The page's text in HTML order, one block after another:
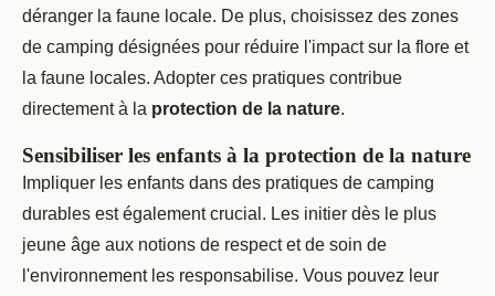
déranger la faune locale. De plus, choisissez des zones
de camping désignées pour réduire l'impact sur la flore et
la faune locales. Adopter ces pratiques contribue
directement à la protection de la nature.
Sensibiliser les enfants à la protection de la nature
Impliquer les enfants dans des pratiques de camping
durables est également crucial. Les initier dès le plus
jeune âge aux notions de respect et de soin de
l'environnement les responsabilise. Vous pouvez leur